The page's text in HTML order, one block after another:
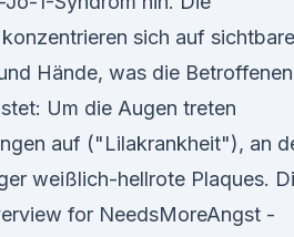
sich auf sichtbare
Hände, was die Betroffenen
Um die Augen treten
auf ("Lilakrankheit"), an
weißlich-hellrote Plaques.
for NeedsMoreAngst -